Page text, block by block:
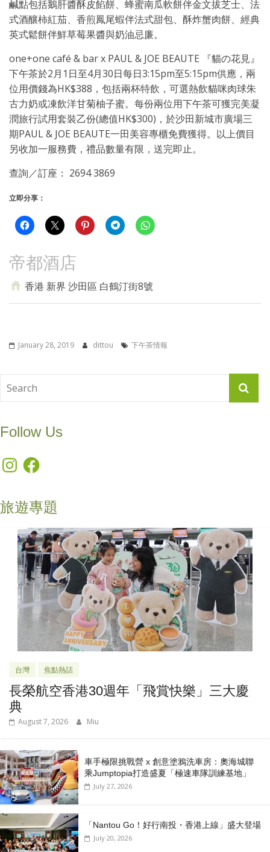
鹹點包括鵝肝醬酥皮餡餅、蜂蜜南瓜軟餅伴金文拔芝士、法
式酒釀柿紅茄、香煎鳳尾蝦伴法式甜包、酥炸蟹肉餅、經典
英式鬆餅伴鮮草莓果醬與奶油忌廉。
one+one café & bar x PAUL & JOE BEAUTE 『貓の花見』
下午茶於2月1日至4月30日每日3:15pm至5:15pm供應，兩
位用價錢為HK$388，包括兩杯特飲，可選熱飲貓咪肉球朱
古力奶或凍飲洋甘菊柚子蜜。每份兩位用下午茶可獲完美凝
潤旅行試用套裝乙份(總值HK$300)，於沙田新城市廣場三
期PAUL & JOE BEAUTE一田美容專櫃免費獲得。以上價目
另收加一服務費，禮品數量有限，送完即止。
查詢／訂座： 2694 3869
立即分享：
帝都酒店
香港 新界 沙田區 白鶴汀街8號
January 28, 2019 dittou 下午茶情報
Follow Us
InstagramFacebook
旅遊專題
台灣 焦點熱話
長榮航空香港30週年「飛賞快樂」三大慶
典
August 7, 2026 Miu
車手極限挑戰營 x 創意塗鴉洗車房：奧海城聯
乘Jumptopia打造盛夏「極速車隊訓練基地」
July 27, 2026
「Nantou Go！好行南投・香港上線」盛大登場
July 20, 2026